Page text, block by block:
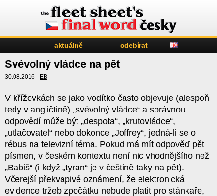
aktuálně odebírat
Svévolný vládce na pět
30.08.2016 - EB
V křížovkách se jako vodítko často objevuje (alespoň
tedy v angličtině) „svévolný vládce“ a správnou
odpovědí může být „despota“, „krutovládce“,
„utlačovatel“ nebo dokonce „Joffrey“, jedná-li se o
rébus na televizní téma. Pokud má mít odpověď pět
písmen, v českém kontextu není nic vhodnějšího než
„Babiš“ (i když „tyran“ je v češtině taky na pět).
Včerejší překvapivé oznámení, že elektronická
evidence tržeb zpočátku nebude platit pro stánkaře,